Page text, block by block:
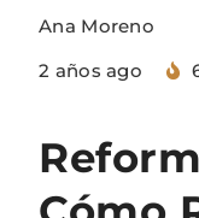
Ana Moreno
2 años ago